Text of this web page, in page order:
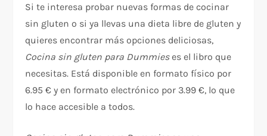
Si te interesa probar nuevas formas de cocinar
sin gluten o si ya llevas una dieta libre de gluten y
quieres encontrar más opciones deliciosas,
Cocina sin gluten para Dummieses el libro que
necesitas. Está disponible en formato físico por
6.95 € y en formato electrónico por 3.99 €, lo que
lo hace accesible a todos.